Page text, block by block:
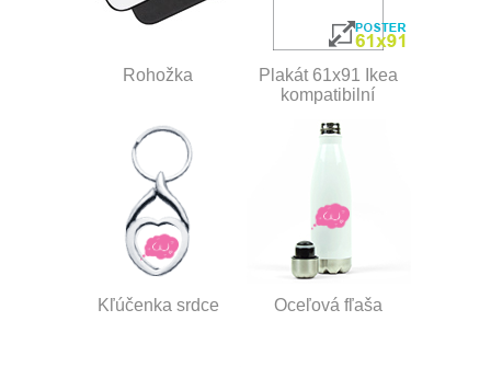
Rohožka
Plakát 61x91 Ikea
kompatibilní
Kľúčenka srdce Oceľová fľaša